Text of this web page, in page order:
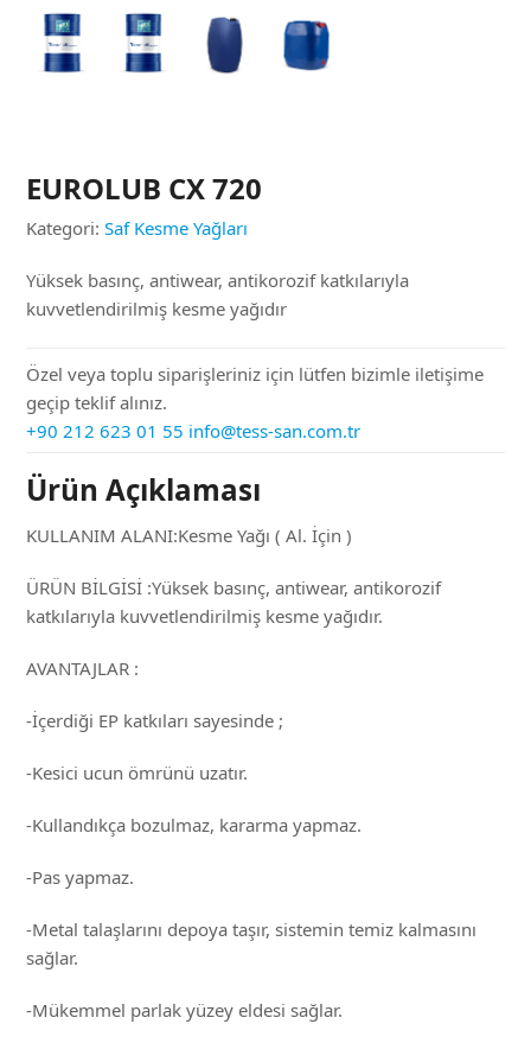
EUROLUB CX 720
Kategori: Saf Kesme Yağları
Yüksek basınç, antiwear, antikorozif katkılarıyla
kuvvetlendirilmiş kesme yağıdır
Özel veya toplu siparişleriniz için lütfen bizimle iletişime
geçip teklif alınız.
+90 212 623 01 55 info@tess-san.com.tr
Ürün Açıklaması
KULLANIM ALANI:Kesme Yağı ( Al. İçin )
ÜRÜN BİLGİSİ :Yüksek basınç, antiwear, antikorozif
katkılarıyla kuvvetlendirilmiş kesme yağıdır.
AVANTAJLAR :
-İçerdiği EP katkıları sayesinde ;
-Kesici ucun ömrünü uzatır.
-Kullandıkça bozulmaz, kararma yapmaz.
-Pas yapmaz.
-Metal talaşlarını depoya taşır, sistemin temiz kalmasını
sağlar.
-Mükemmel parlak yüzey eldesi sağlar.